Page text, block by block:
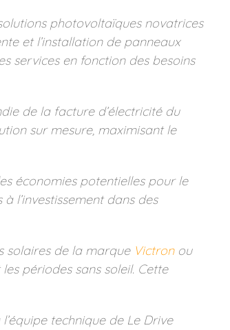
photovoltaïques novatrices
et l’installation de panneaux
services en fonction des besoins
de la facture d’électricité du
sur mesure, maximisant le
économies potentielles pour le
l’investissement dans des
solaires de la marque Victronou
périodes sans soleil. Cette
technique de Le Drive